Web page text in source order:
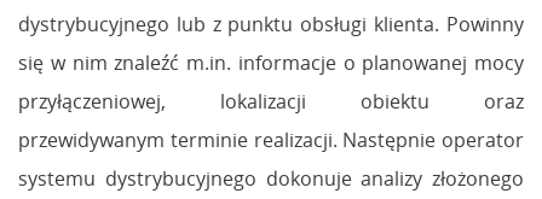
dystrybucyjnego lub z punktu obsługi klienta. Powinny
się w nim znaleźć m.in. informacje o planowanej mocy
przyłączeniowej, lokalizacji obiektu oraz
przewidywanym terminie realizacji. Następnie operator
systemu dystrybucyjnego dokonuje analizy złożonego